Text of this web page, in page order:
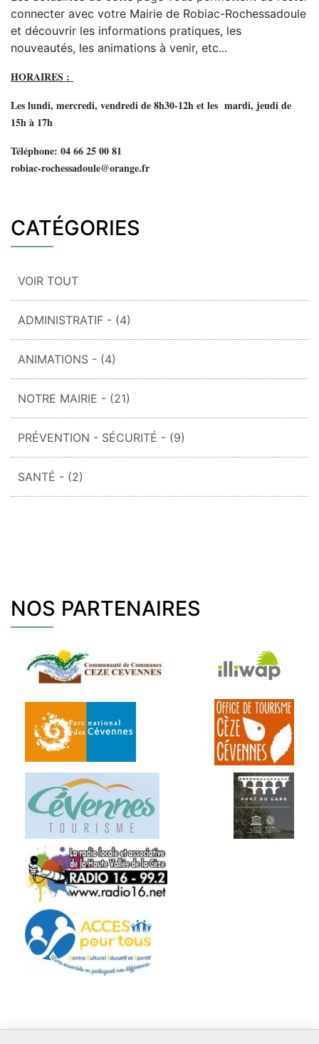
connecter avec votre Mairie de Robiac-Rochessadoule
et découvrir les informations pratiques, les
nouveautés, les animations à venir, etc...
HORAIRES :
Les lundi, mercredi, vendredi de 8h30-12h et les mardi, jeudi de
15h à 17h
Téléphone: 04 66 25 00 81
robiac-rochessadoule@orange.fr
CATÉGORIES
VOIR TOUT
ADMINISTRATIF - (4)
ANIMATIONS - (4)
NOTRE MAIRIE - (21)
PRÉVENTION - SÉCURITÉ - (9)
SANTÉ - (2)
NOS PARTENAIRES